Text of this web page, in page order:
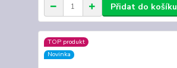
Přidat do košíku
TOP produkt
Novinka